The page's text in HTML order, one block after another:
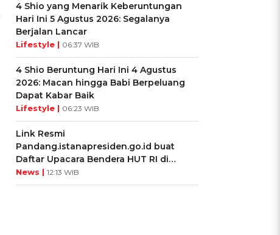
4 Shio yang Menarik Keberuntungan
Hari Ini 5 Agustus 2026: Segalanya
Berjalan Lancar
Lifestyle | 06:37 WIB
4 Shio Beruntung Hari Ini 4 Agustus
2026: Macan hingga Babi Berpeluang
Dapat Kabar Baik
Lifestyle | 06:23 WIB
Link Resmi
Pandang.istanapresiden.go.id buat
Daftar Upacara Bendera HUT RI di
Istana Negara
News | 12:13 WIB